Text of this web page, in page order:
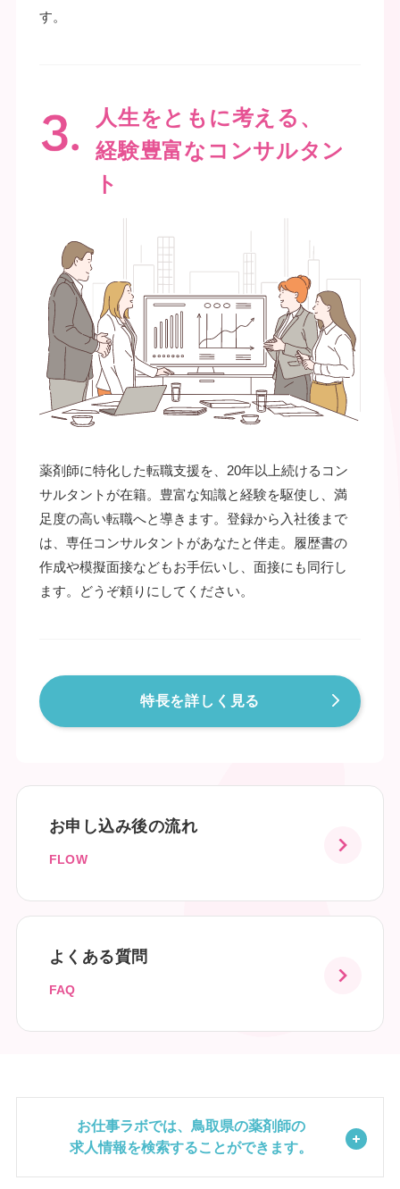
す。
人生をともに考える、
経験豊富なコンサルタン
ト
薬剤師に特化した転職支援を、20年以上続けるコン
サルタントが在籍。豊富な知識と経験を駆使し、満
足度の高い転職へと導きます。登録から入社後まで
は、専任コンサルタントがあなたと伴走。履歴書の
作成や模擬面接などもお手伝いし、面接にも同行し
ます。どうぞ頼りにしてください。
特長を詳しく見る
お申し込み後の流れ
FLOW
よくある質問
FAQ
お仕事ラボでは、鳥取県の薬剤師の
求人情報を検索することができます。